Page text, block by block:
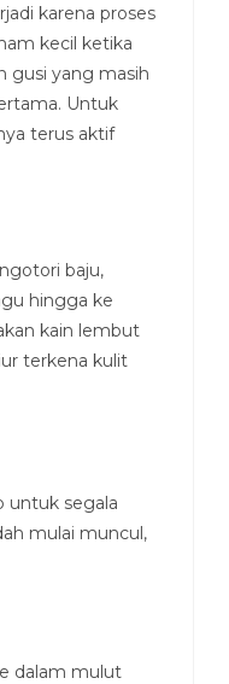
karena proses
kecil ketika
gusi yang masih
Untuk
terus aktif
baju,
hingga ke
kain lembut
terkena kulit
untuk segala
mulai muncul,
dalam mulut